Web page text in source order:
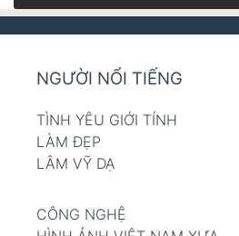
NGƯỜI NỔI TIẾNG
TÌNH YÊU GIỚI TÍNH
LÀM ĐẸP
LÂM VỸ DẠ
CÔNG NGHỆ